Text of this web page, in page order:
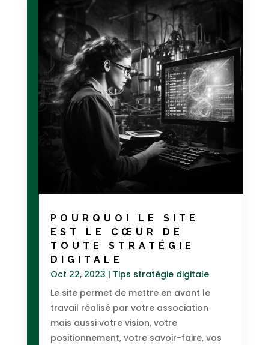
POURQUOI LE SITE
EST LE CŒUR DE
TOUTE STRATÉGIE
DIGITALE
Oct 22, 2023 | Tips stratégie digitale
Le site permet de mettre en avant le
travail réalisé par votre association
mais aussi votre vision, votre
positionnement, votre savoir-faire, vos